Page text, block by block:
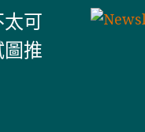
可
推